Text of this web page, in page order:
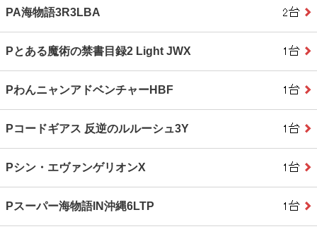
PA海物語3R3LBA
Pとある魔術の禁書目録2 Light JWX
PわんニャンアドベンチャーHBF
Pコードギアス 反逆のルルーシュ3Y
Pシン・エヴァンゲリオンX
Pスーパー海物語IN沖縄6LTP